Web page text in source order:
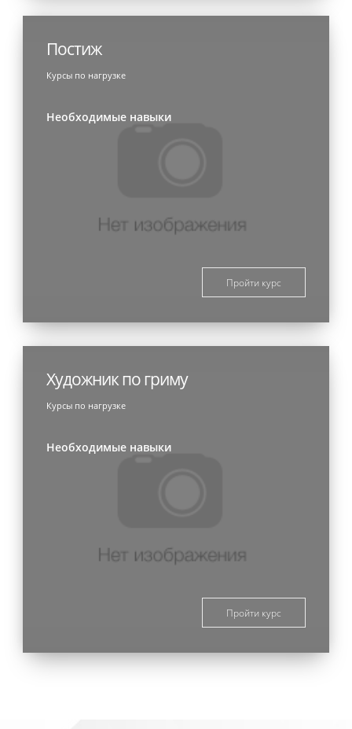
Постиж
Курсы по нагрузке
Необходимые навыки
Пройти курс
Художник по гриму
Курсы по нагрузке
Необходимые навыки
Пройти курс